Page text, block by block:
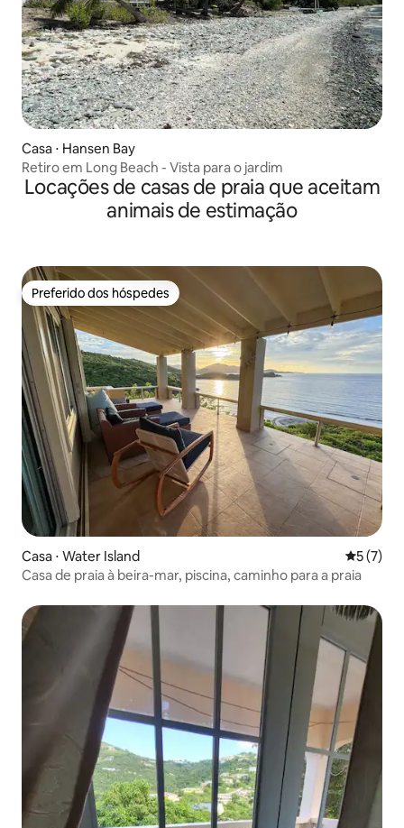
Casa ⋅ Hansen Bay
Retiro em Long Beach - Vista para o jardim
Locações de casas de praia que aceitam
animais de estimação
Preferido dos hóspedes
Preferido dos hóspedes
Casa ⋅ Water Island 5 de
5 (7)
Casa de praia à beira-mar, piscina, caminho para a praia